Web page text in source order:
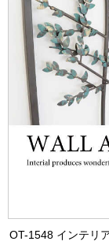
OT-1548 インテリ